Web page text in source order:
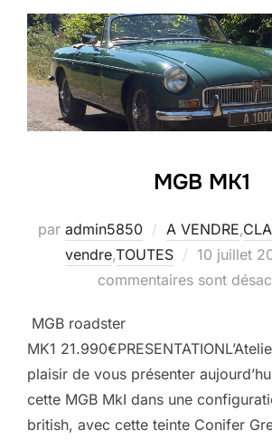
MGB MK1
par admin5850 A VENDRE,
vendre,TOUTES
Publié
le
10 juillet
commentaires sont
MGB roadster
MK1
plaisir de vous présenter
cette MGB MkI dans une
british, avec cette teinte Conifer